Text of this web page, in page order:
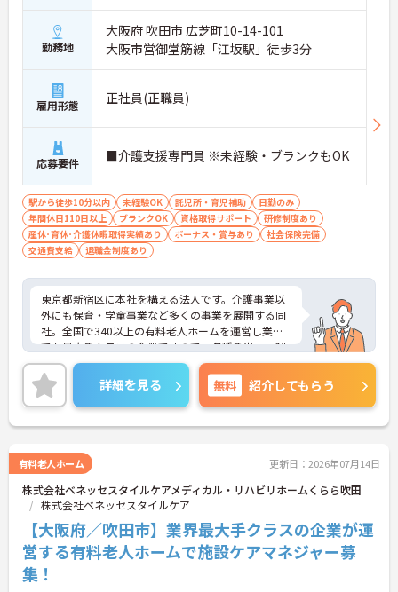
勤務地
大阪府 吹田市 広芝町10-14-101
大阪市営御堂筋線「江坂駅」徒歩3分
雇用形態 正社員(正職員)
応募要件 ■介護支援専門員 ※未経験・ブランクもOK
駅から徒歩10分以内 未経験OK 託児所・育児補助
日勤のみ
年間休日110日以上
ブランクOK 資格取得サポート
研修制度あり
産休･育休･介護休暇取得実績あり
ボーナス・賞与あり
社会保険完備
交通費支給
退職金制度あり
東京都新宿区に本社を構える法人です。介護事業以
外にも保育・学童事業など多くの事業を展開する同
社。全国で340以上の有料老人ホームを運営し業界
でも最大手クラスの企業ですので、各種手当、福利
厚生も充実しており、長く安心して働いていただけ
る環境です。研修制度や資格取得支援制度があり、
教育制度も整っています！フレックス制勤務なの
で、公休や有休などお休みもしっかりとれ、メリハ
リのある勤務が可能です。ご興味ある方には、面接
のでお気軽にご相談ください！
詳細を見る 無料 紹介してもらう
有料老人ホーム 更新日：2026年07月14日
株式会社ベネッセスタイルケアメディカル・リハビリホームくらら吹田
株式会社ベネッセスタイルケア
【大阪府／吹田市】業界最大手クラスの企業が運
営する有料老人ホームで施設ケアマネジャー募
集！